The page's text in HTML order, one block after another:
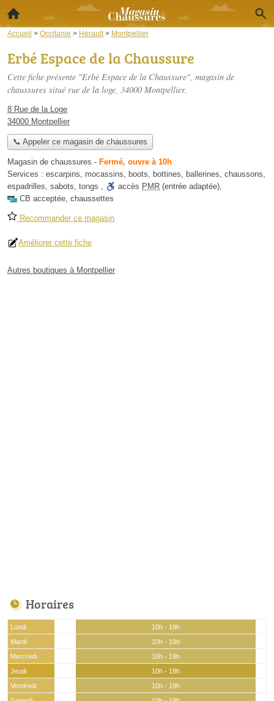
Accueil > Occitanie > Hérault > Montpellier
Erbé Espace de la Chaussure
Cette fiche présente "Erbé Espace de la Chaussure", magasin de
chaussures situé rue de la loge, 34000 Montpellier.
8 Rue de la Loge
34000 Montpellier
📞 Appeler ce magasin de chaussures
Magasin de chaussures - Fermé, ouvre à 10h
Services : escarpins, mocassins, boots, bottines, ballerines, chaussons,
espadrilles, sabots, tongs , accès PMR (entrée adaptée),
CB acceptée, chaussettes
Recommander ce magasin
Améliorer cette fiche
Autres boutiques à Montpellier
Horaires
Lundi
10h - 19h
Mardi
10h - 19h
Mercredi
10h - 19h
Jeudi
10h - 19h
Vendredi
10h - 19h